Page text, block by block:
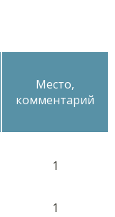
Место,
комментарий
1
1